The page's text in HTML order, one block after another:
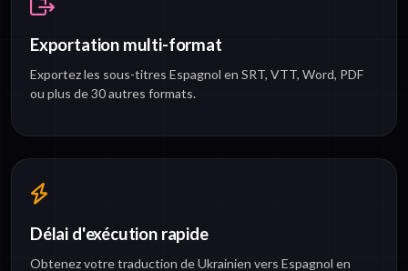
Exportation multi-format
Exportez les sous-titres Espagnol en SRT, VTT, Word, PDF
ou plus de 30 autres formats.
Délai d'exécution rapide
Obtenez votre traduction de Ukrainien vers Espagnol en